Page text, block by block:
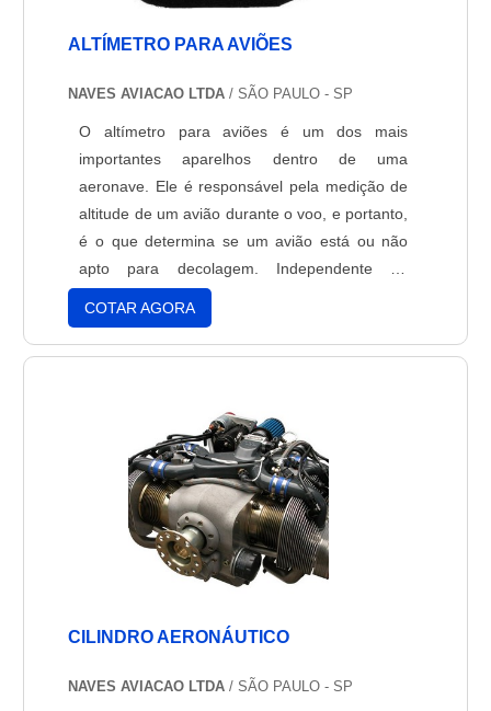
ALTÍMETRO PARA AVIÕES
NAVES AVIACAO LTDA / SÃO PAULO - SP
O altímetro para aviões é um dos mais
importantes aparelhos dentro de uma
aeronave. Ele é responsável pela medição de
altitude de um avião durante o voo, e portanto,
é o que determina se um avião está ou não
apto para decolagem. Independente da
capacidade da aeronave, seja de pequeno ou
até grande porte, todos precisam de um
altímetro para garantir a segurança dos
COTAR AGORA
CILINDRO AERONÁUTICO
NAVES AVIACAO LTDA / SÃO PAULO - SP